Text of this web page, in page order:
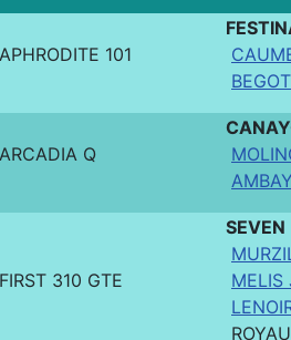
APHRODITE 101
ARCADIA Q
FIRST 310 GTE
SEVEN